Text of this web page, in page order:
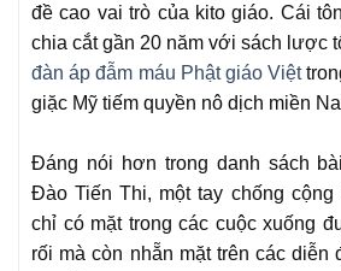
đề cao vai trò của kito giáo. Cái
chia cắt gần 20 năm với sách lược
đàn áp đẫm máu Phật giáo Việt
giặc Mỹ tiếm quyền nô dịch miền
Đáng nói hơn trong danh sách
Đào Tiến Thi, một tay chống cộng
chỉ có mặt trong các cuộc xuống
rối mà còn nhẵn mặt trên các diễn